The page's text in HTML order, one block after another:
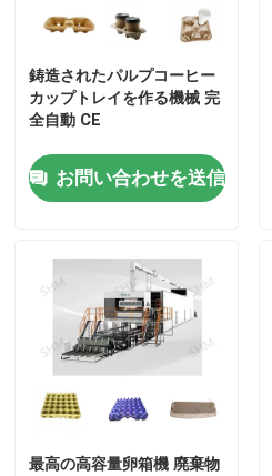
お問い合わせ
見積依頼
形成されたパルプ機械
バガスのパルプの成形機
機械を作るペーパー皿
鋳造されたパルプコーヒー
カップトレイを作る機械 完
全自動 CE
お問い合わせを送信
最高の高容量卵箱機 廃棄物